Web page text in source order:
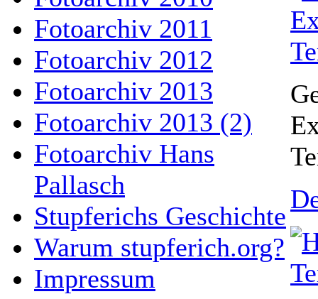
Fotoarchiv 2011
Fotoarchiv 2012
Fotoarchiv 2013
Fotoarchiv 2013 (2)
Fotoarchiv Hans
Pallasch
Stupferichs Geschichte
Warum stupferich.org?
Impressum